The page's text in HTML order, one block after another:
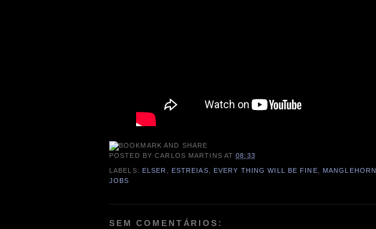
POSTED BYCARLOS MARTINS AT08:33
LABELS: ELSER ESTREIAS EVERY THING WILL BE FINE MANGLEHORN
JOBS
SEM COMENTÁRIOS: